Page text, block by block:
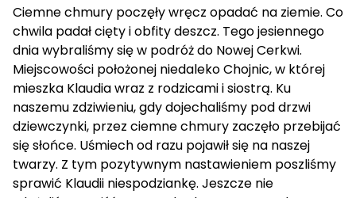
Ciemne chmury poczęły wręcz opadać na ziemie. Co
chwila padał cięty i obfity deszcz. Tego jesiennego
dnia wybraliśmy się w podróż do Nowej Cerkwi.
Miejscowości położonej niedaleko Chojnic, w której
mieszka Klaudia wraz z rodzicami i siostrą. Ku
naszemu zdziwieniu, gdy dojechaliśmy pod drzwi
dziewczynki, przez ciemne chmury zaczęło przebijać
się słońce. Uśmiech od razu pojawił się na naszej
twarzy. Z tym pozytywnym nastawieniem poszliśmy
sprawić Klaudii niespodziankę. Jeszcze nie